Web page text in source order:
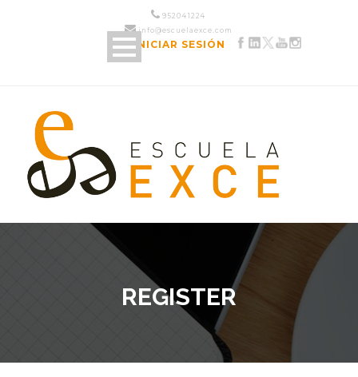
952 04 12 24
info@escuelaexce.com
INICIAR SESIÓN
REGISTER